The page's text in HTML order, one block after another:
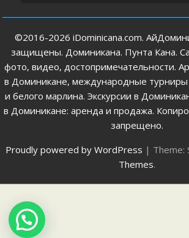
©2016-2026 iDominicana.com.
защищены. Доминикана. Пунта Кана.
фото, видео, достопримечательности.
в Доминикане, международные турниры
и белого марлина. Экскурсии в
в Доминикане: аренда и продажа.
запрещено.
Proudly powered by WordPress | Theme:
Themes.